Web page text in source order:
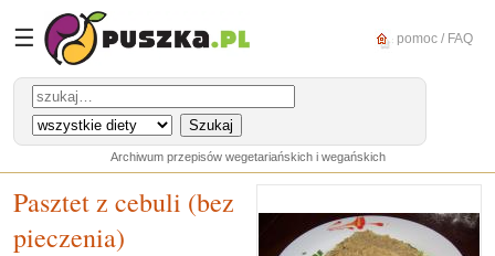
☰ pomoc / FAQ
Archiwum przepisów wegetariańskich i wegańskich
Pasztet z cebuli (bez
pieczenia)